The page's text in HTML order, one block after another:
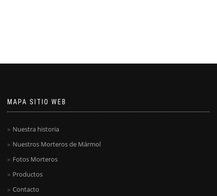
MAPA SITIO WEB
Nuestra historia
Nuestros Morteros de Mármol
Fotos Morteros
Productos
Contacto